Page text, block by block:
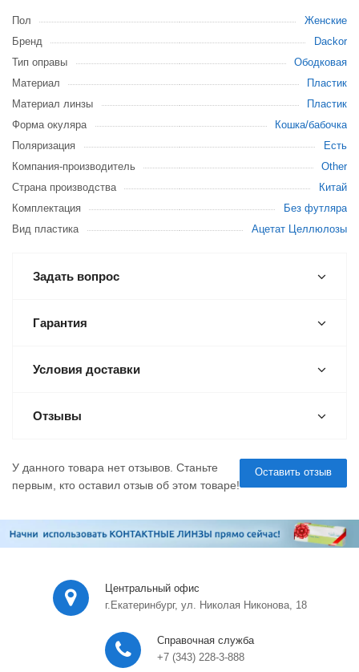
Пол
Женские
Бренд
Dackor
Тип оправы
Ободковая
Материал
Пластик
Материал линзы
Пластик
Форма окуляра
Кошка/бабочка
Поляризация
Есть
Компания-производитель
Other
Страна производства
Китай
Комплектация
Без футляра
Вид пластика
Ацетат Целлюлозы
Задать вопрос
Гарантия
Условия доставки
Отзывы
Оставить отзыв
У данного товара нет отзывов. Станьте
первым, кто оставил отзыв об этом товаре!
Центральный офис
г.Екатеринбург, ул. Николая Никонова, 18
Справочная служба
+7 (343) 228-3-888